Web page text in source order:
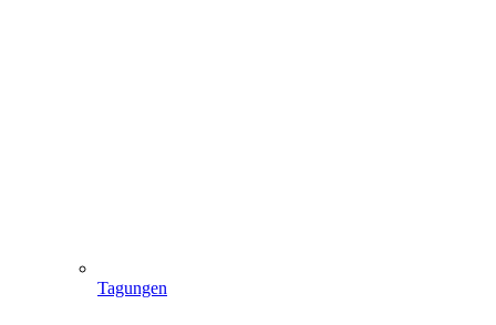
Tagungen